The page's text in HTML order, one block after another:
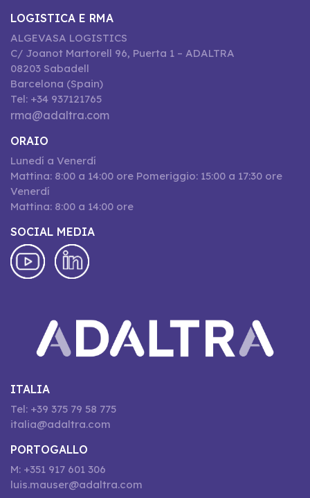
LOGISTICA E RMA
ALGEVASA LOGISTICS
C/ Joanot Martorell 96, Puerta 1 – ADALTRA
08203 Sabadell
Barcelona (Spain)
Tel: +34 937121765
rma@adaltra.com
ORAIO
Lunedí a Venerdí
Mattina: 8:00 a 14:00 ore Pomeriggio: 15:00 a 17:30 ore
Venerdí
Mattina: 8:00 a 14:00 ore
SOCIAL MEDIA
ITALIA
Tel: +39 375 79 58 775
italia@adaltra.com
PORTOGALLO
M: +351 917 601 306
luis.mauser@adaltra.com